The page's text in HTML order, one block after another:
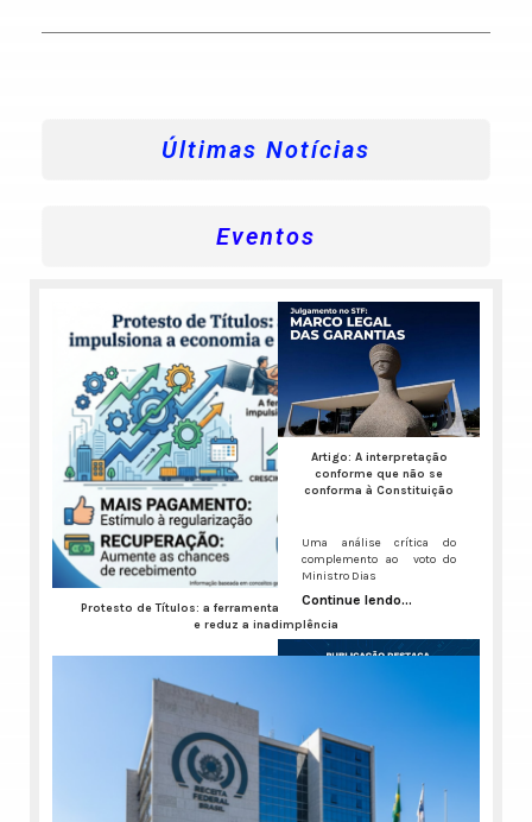
Últimas Notícias
Eventos
Protesto de Títulos: a ferramenta que impulsiona a economia
e reduz a inadimplência
A inadimplência no Brasil virou um ruído de fundo constante,
Artigo: A interpretação
conforme que não se
conforma à Constituição
Uma análise crítica do
complemento ao voto do
Ministro Dias
Continue lendo...
Publicação aponta salto
de eficiência e economia